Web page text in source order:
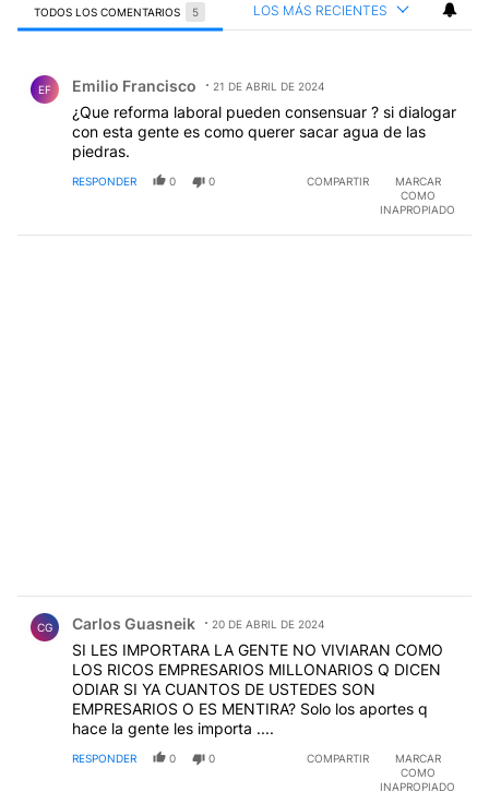
TODOS LOS COMENTARIOS 5 LOS MÁS RECIENTES
EF Emilio Francisco 21 DE ABRIL DE 2024
¿Que reforma laboral pueden consensuar ? si dialogar
con esta gente es como querer sacar agua de las
piedras.
RESPONDER 0 0 COMPARTIR
MARCAR
COMO
INAPROPIADO
CG Carlos Guasneik 20 DE ABRIL DE 2024
SI LES IMPORTARA LA GENTE NO VIVIARAN COMO
LOS RICOS EMPRESARIOS MILLONARIOS Q DICEN
ODIAR SI YA CUANTOS DE USTEDES SON
EMPRESARIOS O ES MENTIRA? Solo los aportes q
hace la gente les importa ....
RESPONDER 0 0 COMPARTIR
MARCAR
COMO
INAPROPIADO